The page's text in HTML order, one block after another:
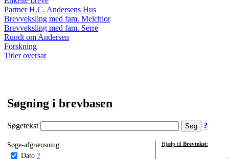
Partner H.C. Andersens Hus
Brevveksling med fam. Melchior
Brevveksling med fam. Serre
Rundt om Andersen
Forskning
Titler oversat
Søgning i brevbasen
Søgetekst ?
Søge-afgrænsning:
Dato ?
Hjælp til Brevtekst: